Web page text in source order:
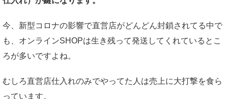
今、新型コロナの影響で直営店がどんどん封鎖されてる中で
も、オンラインSHOPは生き残って発送してくれているとこ
ろが多いですよね。
むしろ直営店仕入れのみでやってた人は売上に大打撃を食ら
っています。